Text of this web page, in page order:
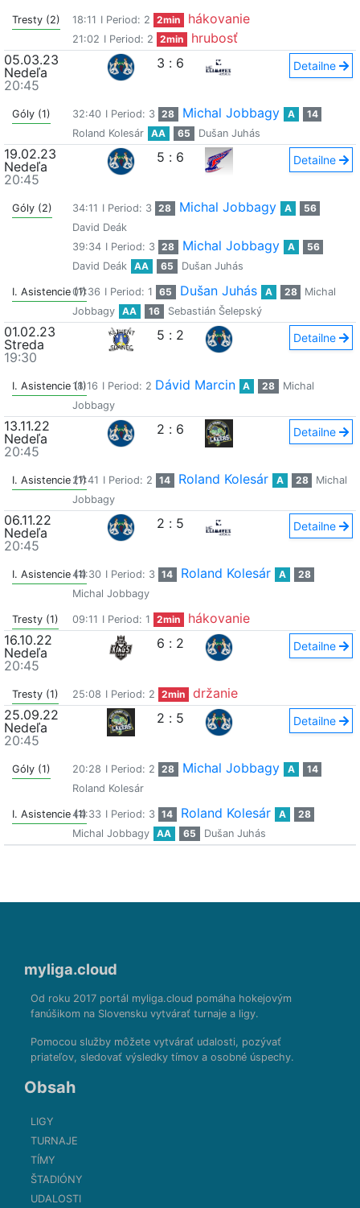
Tresty (2) 18:11 I Period: 2 2min hákovanie
21:02 I Period: 2 2min
hrubosť
05.03.23
Nedeľa
20:45
3 : 6 Detailne
Góly (1) 32:40 I Period: 3 28 Michal Jobbagy A
14
Roland Kolesár
AA 65 Dušan Juhás
19.02.23
Nedeľa
20:45
5 : 6 Detailne
Góly (2) 34:11 I Period: 3 28 Michal Jobbagy A
56
David Deák
39:34 I Period: 3 28 Michal Jobbagy A
56
David Deák
AA 65 Dušan Juhás
I. Asistencie (1)07:36 I Period: 1 65 Dušan Juhás A 28
Michal
Jobbagy
AA 16 Sebastián Šelepský
01.02.23
Streda
19:30
5 : 2 Detailne
I. Asistencie (1)18:16 I Period: 2 Dávid Marcin A 28
Michal
Jobbagy
13.11.22
Nedeľa
20:45
2 : 6 Detailne
I. Asistencie (1)27:41 I Period: 2 14 Roland Kolesár A 28
Michal
Jobbagy
06.11.22
Nedeľa
20:45
2 : 5 Detailne
I. Asistencie (1)44:30 I Period: 3 14 Roland Kolesár A
28
Michal Jobbagy
Tresty (1) 09:11 I Period: 1 2min
hákovanie
16.10.22
Nedeľa
20:45
6 : 2 Detailne
Tresty (1) 25:08 I Period: 2 2min
držanie
25.09.22
Nedeľa
20:45
2 : 5 Detailne
Góly (1) 20:28 I Period: 2 28 Michal Jobbagy A
14
Roland Kolesár
I. Asistencie (1)44:33 I Period: 3 14 Roland Kolesár A
28
Michal Jobbagy
AA 65 Dušan Juhás
myliga.cloud
Od roku 2017 portál myliga.cloud pomáha hokejovým
fanúšikom na Slovensku vytvárať turnaje a ligy.
Pomocou služby môžete vytvárať udalosti, pozývať
priateľov, sledovať výsledky tímov a osobné úspechy.
Obsah
LIGY
TURNAJE
TÍMY
ŠTADIÓNY
UDALOSTI